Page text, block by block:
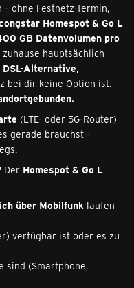
ohne Festnetz-Termin,
Homespot & Go L
GB Datenvolumen pro
hauptsächlich
DSL-Alternative,
bei dir keine Option ist.
(LTE- oder 5G-Router)
gerade brauchst –
Der Homespot & Go L
über Mobilfunk laufen
verfügbar ist oder es zu
sind (Smartphone,